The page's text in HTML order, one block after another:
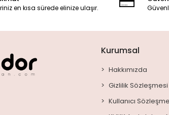
en kısa sürede elinize ulaşır.
Kurumsal
Hakkımızda
Gizlilik Sözleşmesi
Kullanıcı